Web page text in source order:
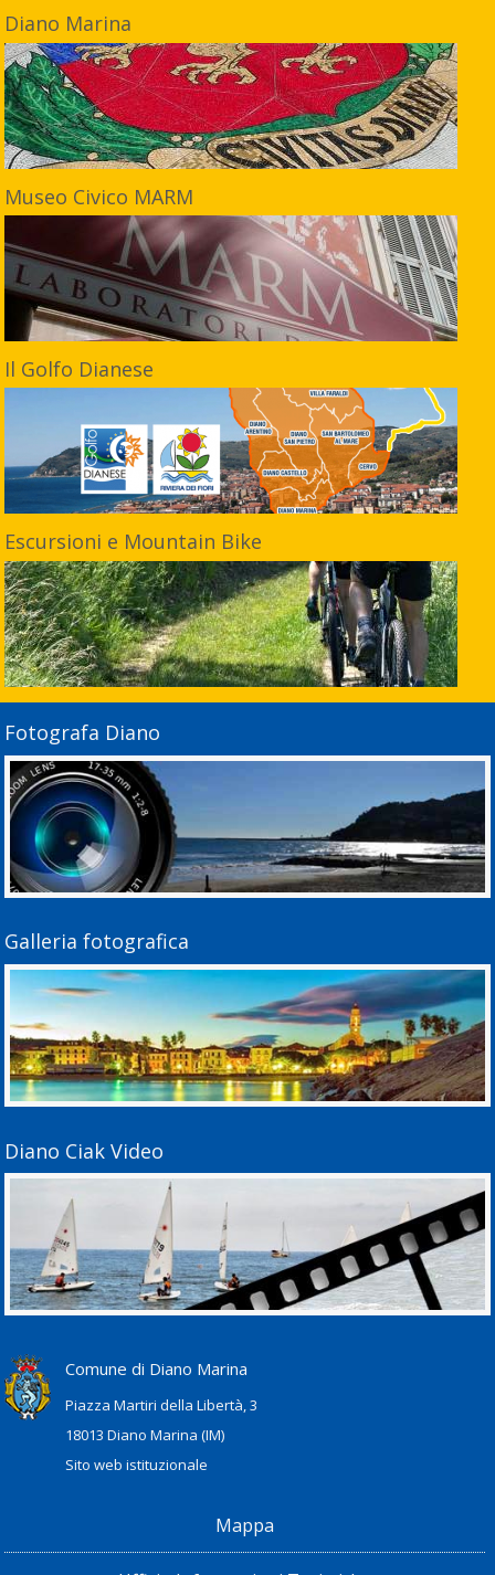
Diano Marina
Museo Civico MARM
Il Golfo Dianese
Escursioni e Mountain Bike
Fotografa Diano
Galleria fotografica
Diano Ciak Video
Comune di Diano Marina
Piazza Martiri della Libertà, 3
18013 Diano Marina (IM)
Sito web istituzionale
Mappa